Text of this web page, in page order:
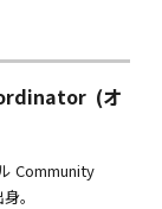
(オ
Community
。